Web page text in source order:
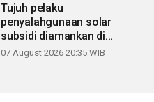
Tujuh pelaku
penyalahgunaan solar
subsidi diamankan di
Sumbar
07 August 2026 20:35 WIB